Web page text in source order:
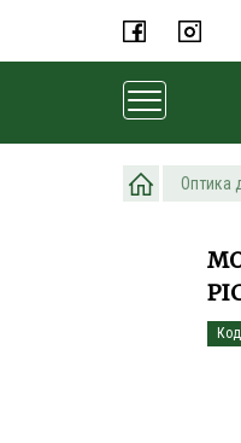
Оптика